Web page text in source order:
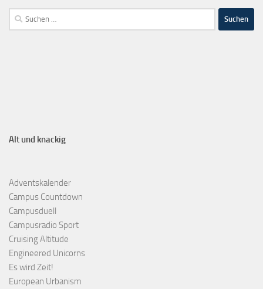
Alt und knackig
Adventskalender
Campus Countdown
Campusduell
Campusradio Sport
Cruising Altitude
Engineered Unicorns
Es wird Zeit!
European Urbanism